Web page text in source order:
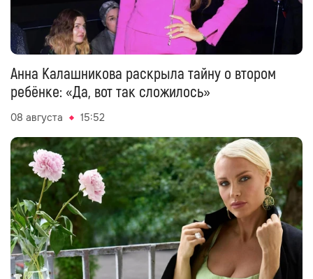
Анна Калашникова раскрыла тайну о втором
ребёнке: «Да, вот так сложилось»
08 августа 15:52